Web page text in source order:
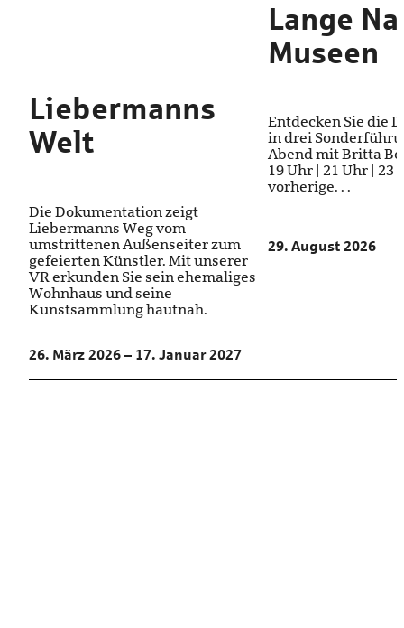
Liebermanns
Welt
Die Dokumentation zeigt
Liebermanns Weg vom
umstrittenen Außenseiter zum
gefeierten Künstler. Mit unserer
VR erkunden Sie sein ehemaliges
Wohnhaus und seine
Kunstsammlung hautnah.
26. März 2026 – 17. Januar 2027
Lange
Museen
Entdecken Sie die
in drei
Abend mit Britta
19 Uhr | 21 Uhr | 23
vorherige. . .
29. August 2026